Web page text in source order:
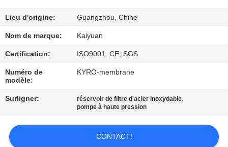
QUALITÉ
CONTACTEZ-
NOUS
DEMANDEZ
UNE
CITATION
Lieu d'origine: Guangzhou, Chine
Nom de marque: Kaiyuan
Certification: ISO9001, CE, SGS
Numéro de
modèle:
KYRO-membrane
Surligner: réservoir de filtre d'acier inoxydable,
pompe à haute pression
CONTACT!